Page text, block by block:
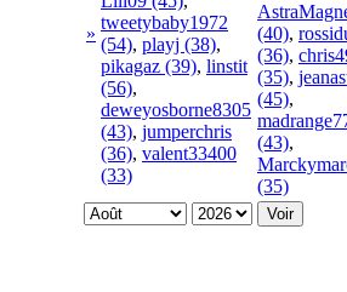
»
tweetybaby1972
(54), playj (38),
pikagaz (39), linstit
(56),
deweyosborne8305
(43), jumperchris
(36), valent33400
(33)
(40),
(36),
(35),
(45),
(43),
(35)